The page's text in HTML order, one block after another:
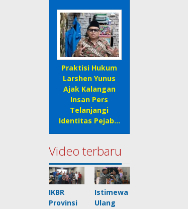
Praktisi Hukum
Larshen Yunus
Ajak Kalangan
Insan Pers
Telanjangi
Identitas Pejab…
Video terbaru
IKBR
Provinsi
Istimewa
Ulang